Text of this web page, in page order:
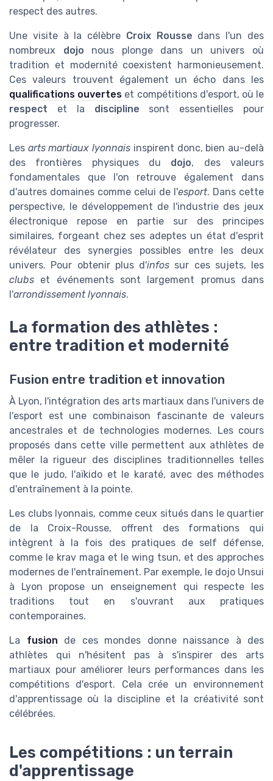
respect des autres.
Une visite à la célèbre Croix Rousse dans l'un des
nombreux dojo nous plonge dans un univers où
tradition et modernité coexistent harmonieusement.
Ces valeurs trouvent également un écho dans les
qualifications ouvertes et compétitions d'esport, où le
respect et la discipline sont essentielles pour
progresser.
Les arts martiaux lyonnais inspirent donc, bien au-delà
des frontières physiques du dojo, des valeurs
fondamentales que l'on retrouve également dans
d'autres domaines comme celui de l'esport. Dans cette
perspective, le développement de l'industrie des jeux
électronique repose en partie sur des principes
similaires, forgeant chez ses adeptes un état d'esprit
révélateur des synergies possibles entre les deux
univers. Pour obtenir plus d'infos sur ces sujets, les
clubs et événements sont largement promus dans
l'arrondissement lyonnais.
La formation des athlètes :
entre tradition et modernité
Fusion entre tradition et innovation
À Lyon, l'intégration des arts martiaux dans l'univers de
l'esport est une combinaison fascinante de valeurs
ancestrales et de technologies modernes. Les cours
proposés dans cette ville permettent aux athlètes de
mêler la rigueur des disciplines traditionnelles telles
que le judo, l'aïkido et le karaté, avec des méthodes
d'entraînement à la pointe.
Les clubs lyonnais, comme ceux situés dans le quartier
de la Croix-Rousse, offrent des formations qui
intègrent à la fois des pratiques de self défense,
comme le krav maga et le wing tsun, et des approches
modernes de l'entraînement. Par exemple, le dojo Unsui
à Lyon propose un enseignement qui respecte les
traditions tout en s'ouvrant aux pratiques
contemporaines.
La fusion de ces mondes donne naissance à des
athlètes qui n'hésitent pas à s'inspirer des arts
martiaux pour améliorer leurs performances dans les
compétitions d'esport. Cela crée un environnement
d'apprentissage où la discipline et la créativité sont
célébrées.
Les compétitions : un terrain
d'apprentissage